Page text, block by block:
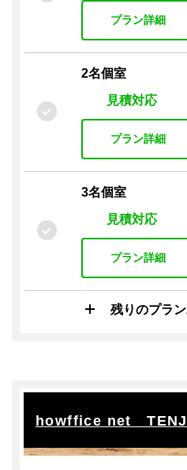
複合機（有料） 複合機（
施設設備
共用Wi-Fi キッチン
シャワー
トイレ男女別
オートロック
入退室管理 / その他
監視
警備（無人）
駐車場・駐輪場
掃除 ゴミ収集
その他
ゲスト同伴（共有ラウンジ）
プラン詳細
2名個室
見積対応
プラン詳細
3名個室
見積対応
プラン詳細
残りのプラ
howffice net